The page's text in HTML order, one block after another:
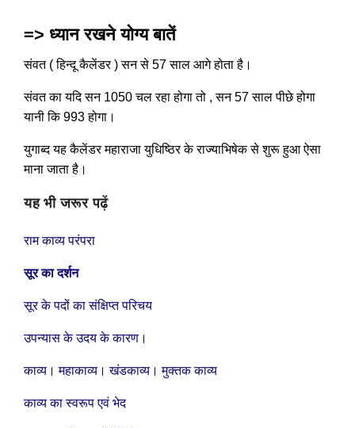
=> ध्यान रखने योग्य बातें
संवत ( हिन्दू कैलेंडर ) सन से 57 साल आगे होता है।
संवत का यदि सन 1050 चल रहा होगा तो , सन 57 साल पीछे होगा
यानी कि 993 होगा।
युगाब्द यह कैलेंडर महाराजा युधिष्ठिर के राज्याभिषेक से शुरू हुआ ऐसा
माना जाता है।
यह भी जरूर पढ़ें
राम काव्य परंपरा
सूर का दर्शन
सूर के पदों का संक्षिप्त परिचय
उपन्यास के उदय के कारण।
काव्य। महाकाव्य। खंडकाव्य। मुक्तक काव्य
काव्य का स्वरूप एवं भेद